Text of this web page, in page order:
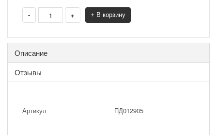
- + + В корзину
Описание
Отзывы
Артикул ПД012905